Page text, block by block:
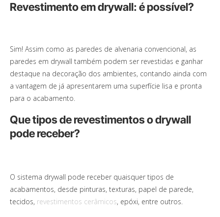
Revestimento em drywall: é possível?
Sim! Assim como as paredes de alvenaria convencional, as
paredes em drywall também podem ser revestidas e ganhar
destaque na decoração dos ambientes, contando ainda com
a vantagem de já apresentarem uma superfície lisa e pronta
para o acabamento.
Que tipos de revestimentos o drywall
pode receber?
O sistema drywall pode receber quaisquer tipos de
acabamentos, desde pinturas, texturas, papel de parede,
tecidos, revestimentos cerâmicos, epóxi, entre outros.